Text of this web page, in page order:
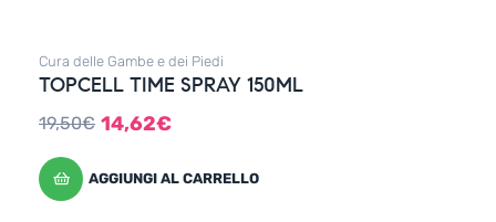
Cura delle Gambe e dei Piedi
TOPCELL TIME SPRAY 150ML
19,50€ 14,62€
AGGIUNGI AL CARRELLO